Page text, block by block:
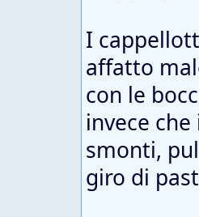
I
affatto
con le
invece
smonti,
giro di